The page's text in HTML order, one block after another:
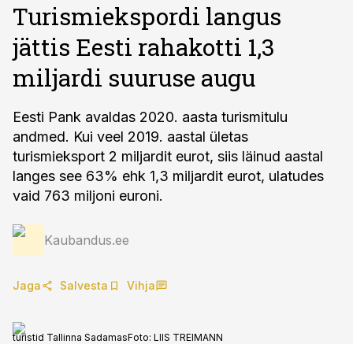
Turismiekspordi langus
jättis Eesti rahakotti 1,3
miljardi suuruse augu
Eesti Pank avaldas 2020. aasta turismitulu
andmed. Kui veel 2019. aastal ületas
turismieksport 2 miljardit eurot, siis läinud aastal
langes see 63% ehk 1,3 miljardit eurot, ulatudes
vaid 763 miljoni euroni.
Kaubandus.ee
Jaga Salvesta Vihja
turistid Tallinna SadamasFoto: LIIS TREIMANN